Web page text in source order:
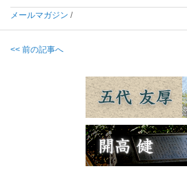
メールマガジン /
<< 前の記事へ